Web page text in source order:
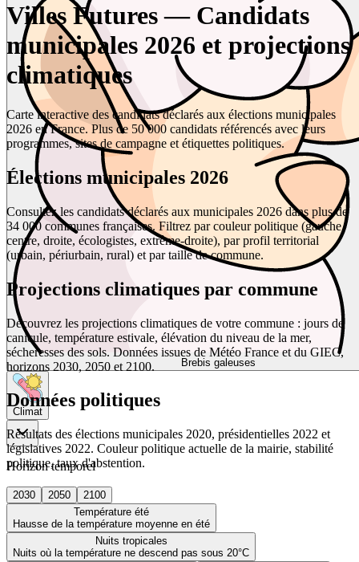
Brebis galeuses
Climat
Horizon temporel
2030 2050
2100
Température été
Hausse de la température moyenne en été
Nuits tropicales
Nuits où la température ne descend pas sous 20°C
Villes Futures — Candidats
municipales 2026 et projections
climatiques
Carte interactive des candidats déclarés aux élections municipales
2026 en France. Plus de 50 000 candidats référencés avec leurs
programmes, sites de campagne et étiquettes politiques.
Élections municipales 2026
Consultez les candidats déclarés aux municipales 2026 dans plus de
34 000 communes françaises. Filtrez par couleur politique (gauche,
centre, droite, écologistes, extrême-droite), par profil territorial
(urbain, périurbain, rural) et par taille de commune.
Projections climatiques par commune
Découvrez les projections climatiques de votre commune : jours de
canicule, température estivale, élévation du niveau de la mer,
sécheresses des sols. Données issues de Météo France et du GIEC,
horizons 2030, 2050 et 2100.
Données politiques
Résultats des élections municipales 2020, présidentielles 2022 et
législatives 2022. Couleur politique actuelle de la mairie, stabilité
politique, taux d'abstention.